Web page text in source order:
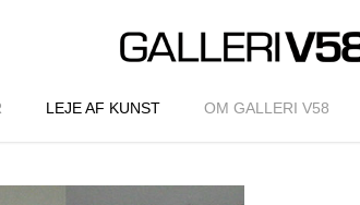
LEJE AF KUNST OM GALLERI V58